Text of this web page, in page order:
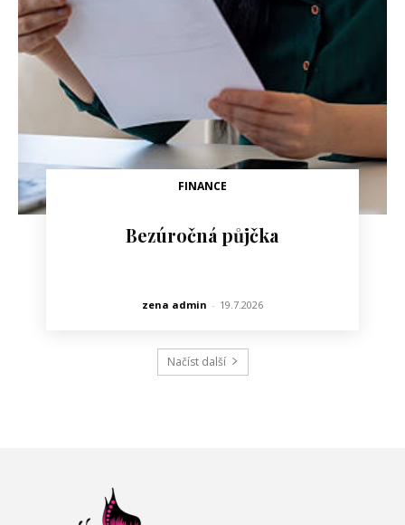
FINANCE
Bezúročná půjčka
zena admin - 19.7.2026
Načíst další